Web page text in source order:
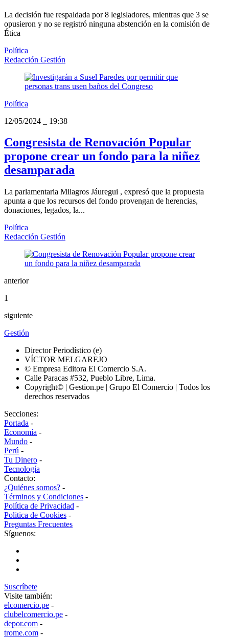
La decisión fue respaldada por 8 legisladores, mientras que 3 se
opusieron y no se registró ninguna abstención en la comisión de
Ética
Política
Redacción Gestión
Política
12/05/2024
19:38
Congresista de Renovación Popular
propone crear un fondo para la niñez
desamparada
La parlamentaria Milagros Jáuregui , expresó que la propuesta
apunta a que los recursos del fondo provengan de herencias,
donaciones, legados, la...
Política
Redacción Gestión
anterior
1
siguiente
Gestión
Director Periodístico (e)
VÍCTOR MELGAREJO
© Empresa Editora El Comercio S.A.
Calle Paracas #532, Pueblo Libre, Lima.
Copyright© | Gestion.pe | Grupo El Comercio | Todos los
derechos reservados
Secciones:
Portada -
Economía -
Mundo -
Perú -
Tu Dinero -
Tecnología
Contacto:
¿Quiénes somos? -
Términos y Condiciones -
Política de Privacidad -
Politica de Cookies -
Preguntas Frecuentes
Síguenos:
Suscríbete
Visite también:
elcomercio.pe -
clubelcomercio.pe -
depor.com -
trome.com -